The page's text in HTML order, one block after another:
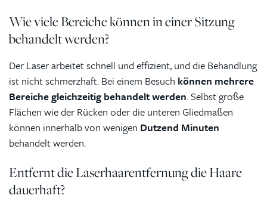
Wie viele Bereiche können in einer Sitzung
behandelt werden?
Der Laser arbeitet schnell und effizient, und die Behandlung
ist nicht schmerzhaft. Bei einem Besuch können mehrere
Bereiche gleichzeitig behandelt werden. Selbst große
Flächen wie der Rücken oder die unteren Gliedmaßen
können innerhalb von wenigen Dutzend Minuten
behandelt werden.
Entfernt die Laserhaarentfernung die Haare
dauerhaft?